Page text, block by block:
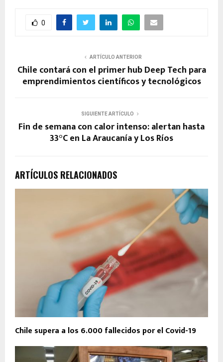
0
ARTÍCULO ANTERIOR
Chile contará con el primer hub Deep Tech para
emprendimientos científicos y tecnológicos
SIGUIENTE ARTÍCULO
Fin de semana con calor intenso: alertan hasta
33°C en La Araucanía y Los Ríos
ARTÍCULOS RELACIONADOS
Chile supera a los 6.000 fallecidos por el Covid-19